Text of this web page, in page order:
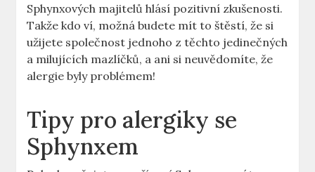
Sphynxových majitelů hlásí pozitivní zkušenosti.
Takže kdo ví, možná budete mít to štěstí, že si
užijete společnost jednoho z těchto jedinečných
a milujících mazlíčků, a ani si neuvědomíte, že
alergie byly problémem!
Tipy pro alergiky se
Sphynxem